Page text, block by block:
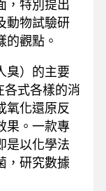
，特別提出
動物試驗研
的觀點。
臭）的主要
式各樣的消
氧化還原反
果。一款專
是以化學法
，研究數據